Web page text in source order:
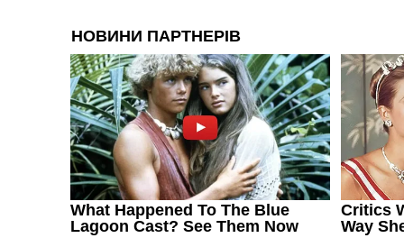
Правила
Колективний прогноз
Турніри
Чемпіонат Світу
Україна. Прем’єр-Ліга
Україна. Перша Ліга
Ліга Чемпіонів
Англія. Прем’єр-Ліга
Іспанія. Ла Ліга
Ще Турніри >>>
Таблиці